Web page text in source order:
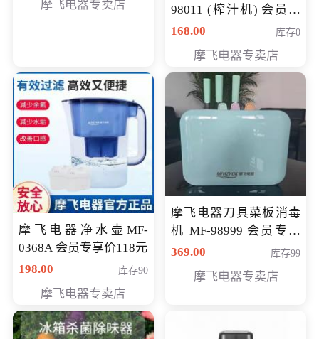
摩飞电器专卖店
98011 (榨汁机) 会员专
享价138元
168.00 库存0
摩飞电器专卖店
摩飞电器净水壶MF-
0368A 会员专享价118元
198.00
库存90
摩飞电器专卖店
摩飞电器刀具菜板消毒
机 MF-98999 会员专享
价286元
369.00 库存99
摩飞电器专卖店